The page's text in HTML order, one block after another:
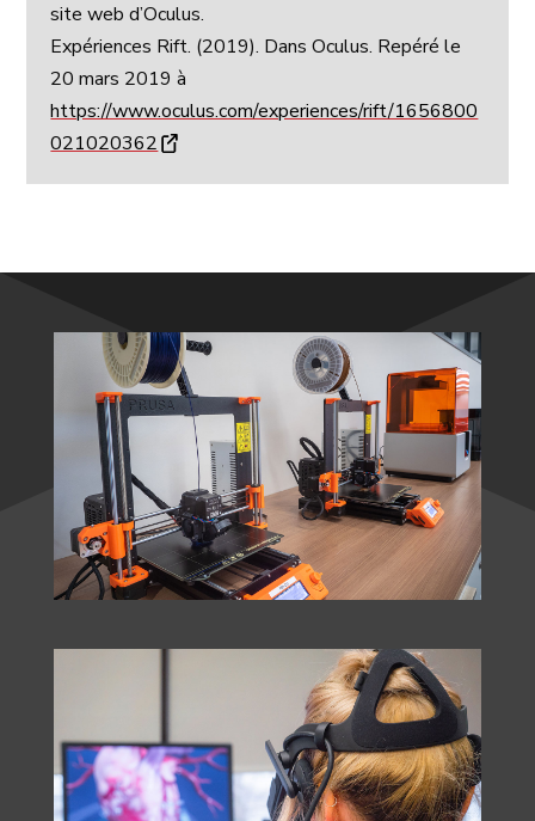
site web d’Oculus.
Expériences Rift. (2019). Dans Oculus. Repéré le
20 mars 2019 à
https://www.oculus.com/experiences/rift/1656800
021020362